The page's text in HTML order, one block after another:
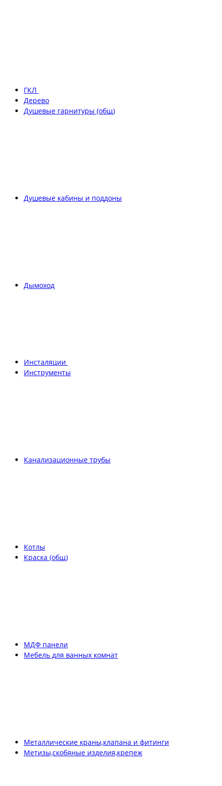
ГКЛ
Дерево
Душевые гарнитуры (общ)
Душевые кабины и поддоны
Дымоход
Инсталяции
Инструменты
Канализационные трубы
Котлы
Краска (общ)
МДФ панели
Мебель для ванных комнат
Металлические краны,клапана и фитинги
Метизы,скобяные изделия,крепеж